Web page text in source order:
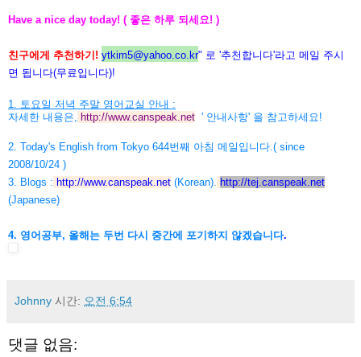
Have a nice day today! ( 좋은 하루 되세요! )
친구에게 추천하기! ytkim5@yahoo.co.kr" 로 '추천합니다'라고 메일 주시
면 됩니다(무료입니다)!
1. 토요일 저녁 주말 영어교실 안내 :
자세한 내용은,
http://www.canspeak.net ' 안내사항' 을 참고하세요!
2. Today's English from Tokyo 644번째 아침 메일입니다.( since
2008/10/24 )
3. Blogs : http://www.canspeak.net (Korean).
http://tej.canspeak.net
(Japanese)
4. 영어공부, 올해는 두번 다시 중간에 포기하지 않겠습니다.
Johnny 시간: 오전 6:54
댓글 없음: